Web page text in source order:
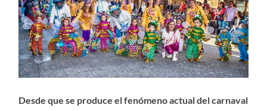
Desde que se produce el fenómeno actual del carnaval